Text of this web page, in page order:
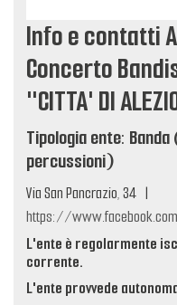
Info e contatti
Concerto
"CITTA' DI
Tipologia ente:
percussioni)
Via San Pancrazio, 34 |
https://
L'ente è regolarmente
corrente.
L'ente provvede